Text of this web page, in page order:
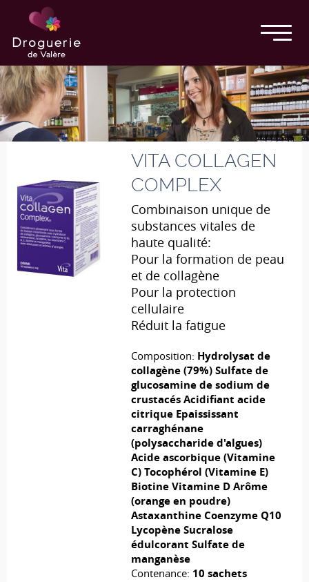
VITA COLLAGEN
COMPLEX
Combinaison unique de
substances vitales de
haute qualité:
Pour la formation de peau
et de collagène
Pour la protection
cellulaire
Réduit la fatigue
Composition: Hydrolysat de
collagène (79%) Sulfate de
glucosamine de sodium de
crustacés Acidifiant acide
citrique Epaississant
carraghénane
(polysaccharide d'algues)
Acide ascorbique (Vitamine
C) Tocophérol (Vitamine E)
Biotine Vitamine D Arôme
(orange en poudre)
Astaxanthine Coenzyme Q10
Lycopène Sucralose
édulcorant Sulfate de
manganèse
Contenance: 10 sachets